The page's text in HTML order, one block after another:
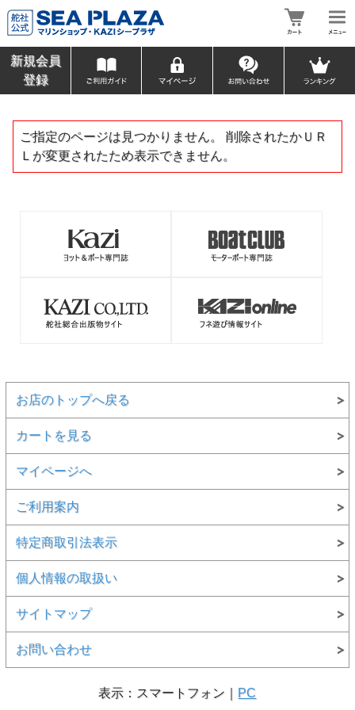
新規会員
登録
ご指定のページは見つかりません。 削除されたかＵＲ
Ｌが変更されたため表示できません。
お店のトップへ戻る
カートを見る
マイページへ
ご利用案内
特定商取引法表示
個人情報の取扱い
サイトマップ
お問い合わせ
表示：スマートフォン｜ PC